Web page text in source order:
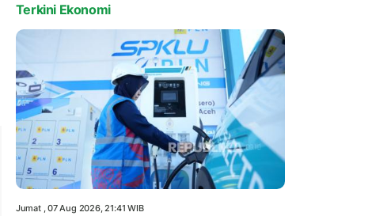
Terkini Ekonomi
Jumat , 07 Aug 2026, 21:41 WIB